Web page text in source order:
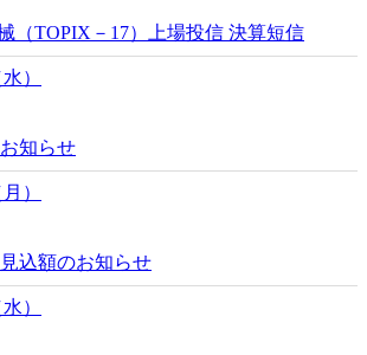
（TOPIX－17）上場投信 決算短信
）
知らせ
）
込額のお知らせ
）